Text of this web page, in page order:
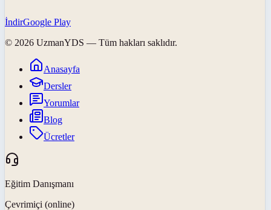
İndirGoogle Play
© 2026 UzmanYDS — Tüm hakları saklıdır.
Anasayfa
Dersler
Yorumlar
Blog
Ücretler
Eğitim Danışmanı
Çevrimiçi (online)